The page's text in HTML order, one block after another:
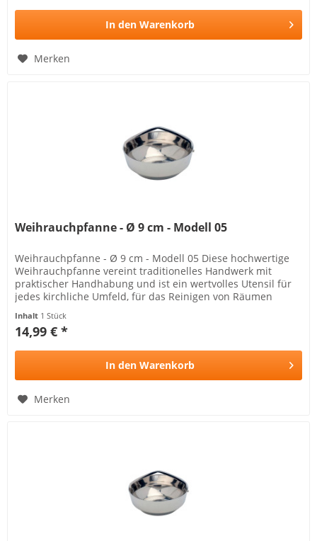
In den Warenkorb
Merken
Weihrauchpfanne - Ø 9 cm - Modell 05
Weihrauchpfanne - Ø 9 cm - Modell 05 Diese hochwertige
Weihrauchpfanne vereint traditionelles Handwerk mit
praktischer Handhabung und ist ein wertvolles Utensil für
jedes kirchliche Umfeld, für das Reinigen von Räumen
Inhalt 1 Stück
14,99 € *
In den Warenkorb
Merken